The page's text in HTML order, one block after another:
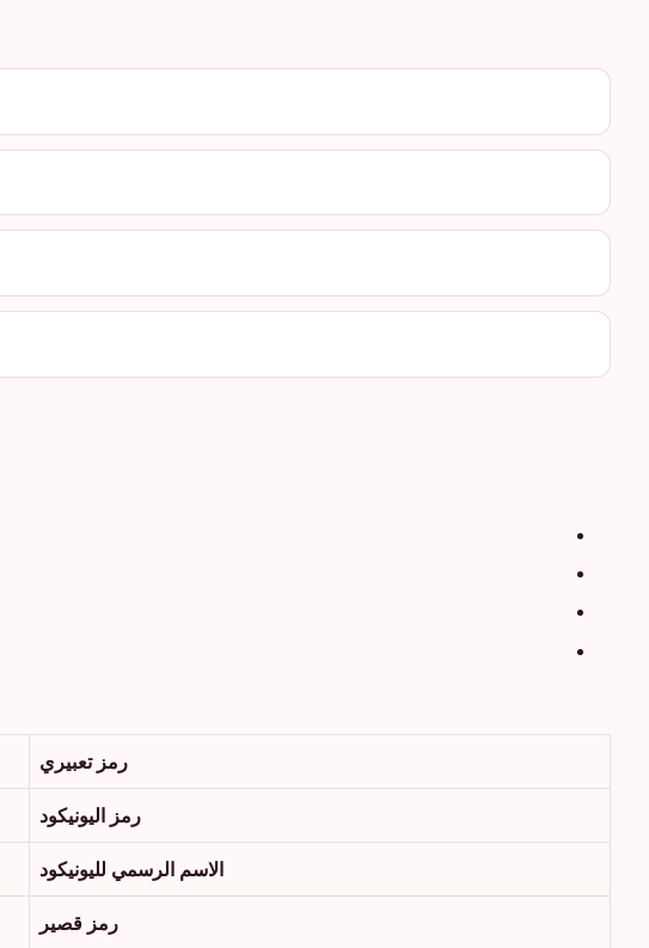
رمز تعبيري
رمز اليونيكود
الاسم الرسمي لليونيكود
رمز قصير